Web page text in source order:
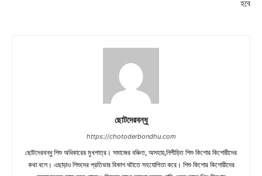
হবে
ছোটদেরবন্ধু
https://chotoderbondhu.com
ছোটদেরবন্ধু শিশু অধিকারের মুখপাত্র। সমাজের বঞ্চিত, অসহায়,নিপীড়িত শিশু কিশোর কিশোরীদের
কথা বলে। এছাড়াও শিশুদের প্রতিভার বিকাশ ঘটাতে সহযোগিতা করে। শিশু কিশোর কিশোরীদের